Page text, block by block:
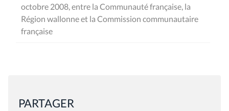
octobre 2008, entre la Communauté française, la
Région wallonne et la Commission communautaire
française
PARTAGER